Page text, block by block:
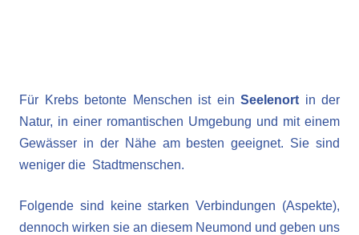
Für Krebs betonte Menschen ist ein Seelenort in der
Natur, in einer romantischen Umgebung und mit einem
Gewässer in der Nähe am besten geeignet. Sie sind
weniger die Stadtmenschen.
Folgende sind keine starken Verbindungen (Aspekte),
dennoch wirken sie an diesem Neumond und geben uns